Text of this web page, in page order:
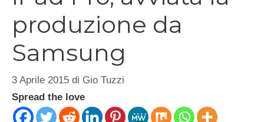
produzione da
Samsung
3 Aprile 2015 di Gio Tuzzi
Spread the love